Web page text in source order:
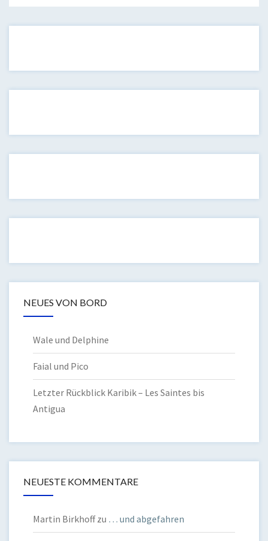
NEUES VON BORD
Wale und Delphine
Faial und Pico
Letzter Rückblick Karibik – Les Saintes bis
Antigua
NEUESTE KOMMENTARE
Martin Birkhoffzu … und abgefahren